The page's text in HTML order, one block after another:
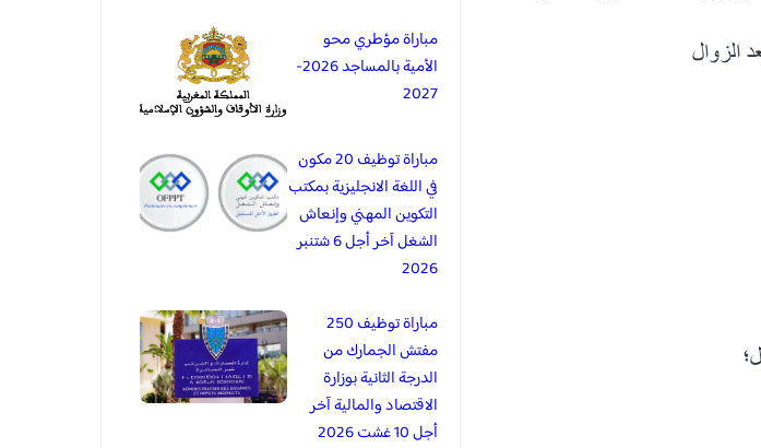
مباراة مؤطري محو
الأمية بالمساجد 2026-
2027
مباراة توظيف 20 مكون
في اللغة الانجليزية بمكتب
التكوين المهني وإنعاش
الشغل آخر أجل 6 شتنبر
2026
مباراة توظيف 250
مفتش الجمارك من
الدرجة الثانية بوزارة
الاقتصاد والمالية آخر
أجل 10 غشت 2026